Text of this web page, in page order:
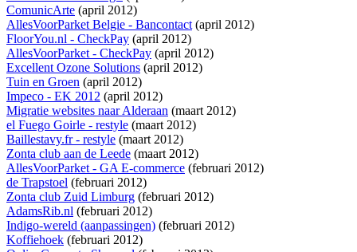
ComunicArte (april 2012)
AllesVoorParket Belgie - Bancontact(april 2012)
FloorYou.nl - CheckPay (april 2012)
AllesVoorParket - CheckPay (april 2012)
Excellent Ozone Solutions (april 2012)
Tuin en Groen (april 2012)
Impeco - EK 2012 (april 2012)
Migratie websites naar Alderaan (maart 2012)
el Fuego Goirle - restyle (maart 2012)
Baillestavy.fr - restyle (maart 2012)
Zonta club aan de Leede (maart 2012)
AllesVoorParket - GA E-commerce (februari 2012)
de Trapstoel (februari 2012)
Zonta club Zuid Limburg (februari 2012)
AdamsRib.nl (februari 2012)
Indigo-wereld (aanpassingen) (februari 2012)
Koffiehoek (februari 2012)